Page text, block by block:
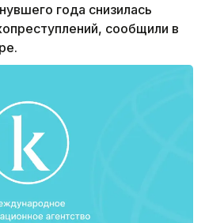
года снизилась
сообщили в